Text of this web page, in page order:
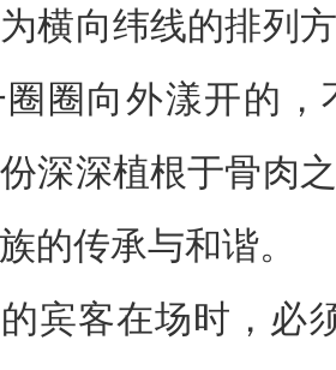
横向纬线的排列
圈向外漾开的
深深植根于骨肉
的传承与和谐。
宾客在场时，必